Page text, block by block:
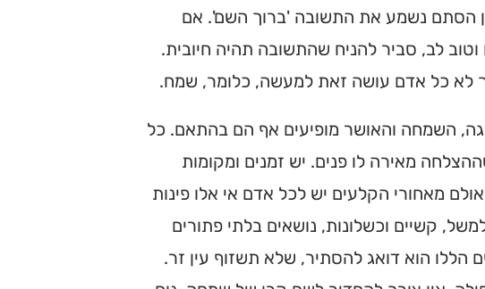
הסתם נשמע את התשובה 'ברוך השם'. אם
לב, סביר להניח שהתשובה תהיה חיובית.
לא כל אדם עושה זאת למעשה, כלומר, שמח.
השמחה והאושר מופיעים אף הם בהתאם. כל
מאירה לו פנים. יש זמנים ומקומות
מאחורי הקלעים יש לכל אדם אי אלו פינות
קשיים וכשלונות, נושאים בלתי פתורים
הוא דואג להסתיר, שלא תשזוף עין זר.